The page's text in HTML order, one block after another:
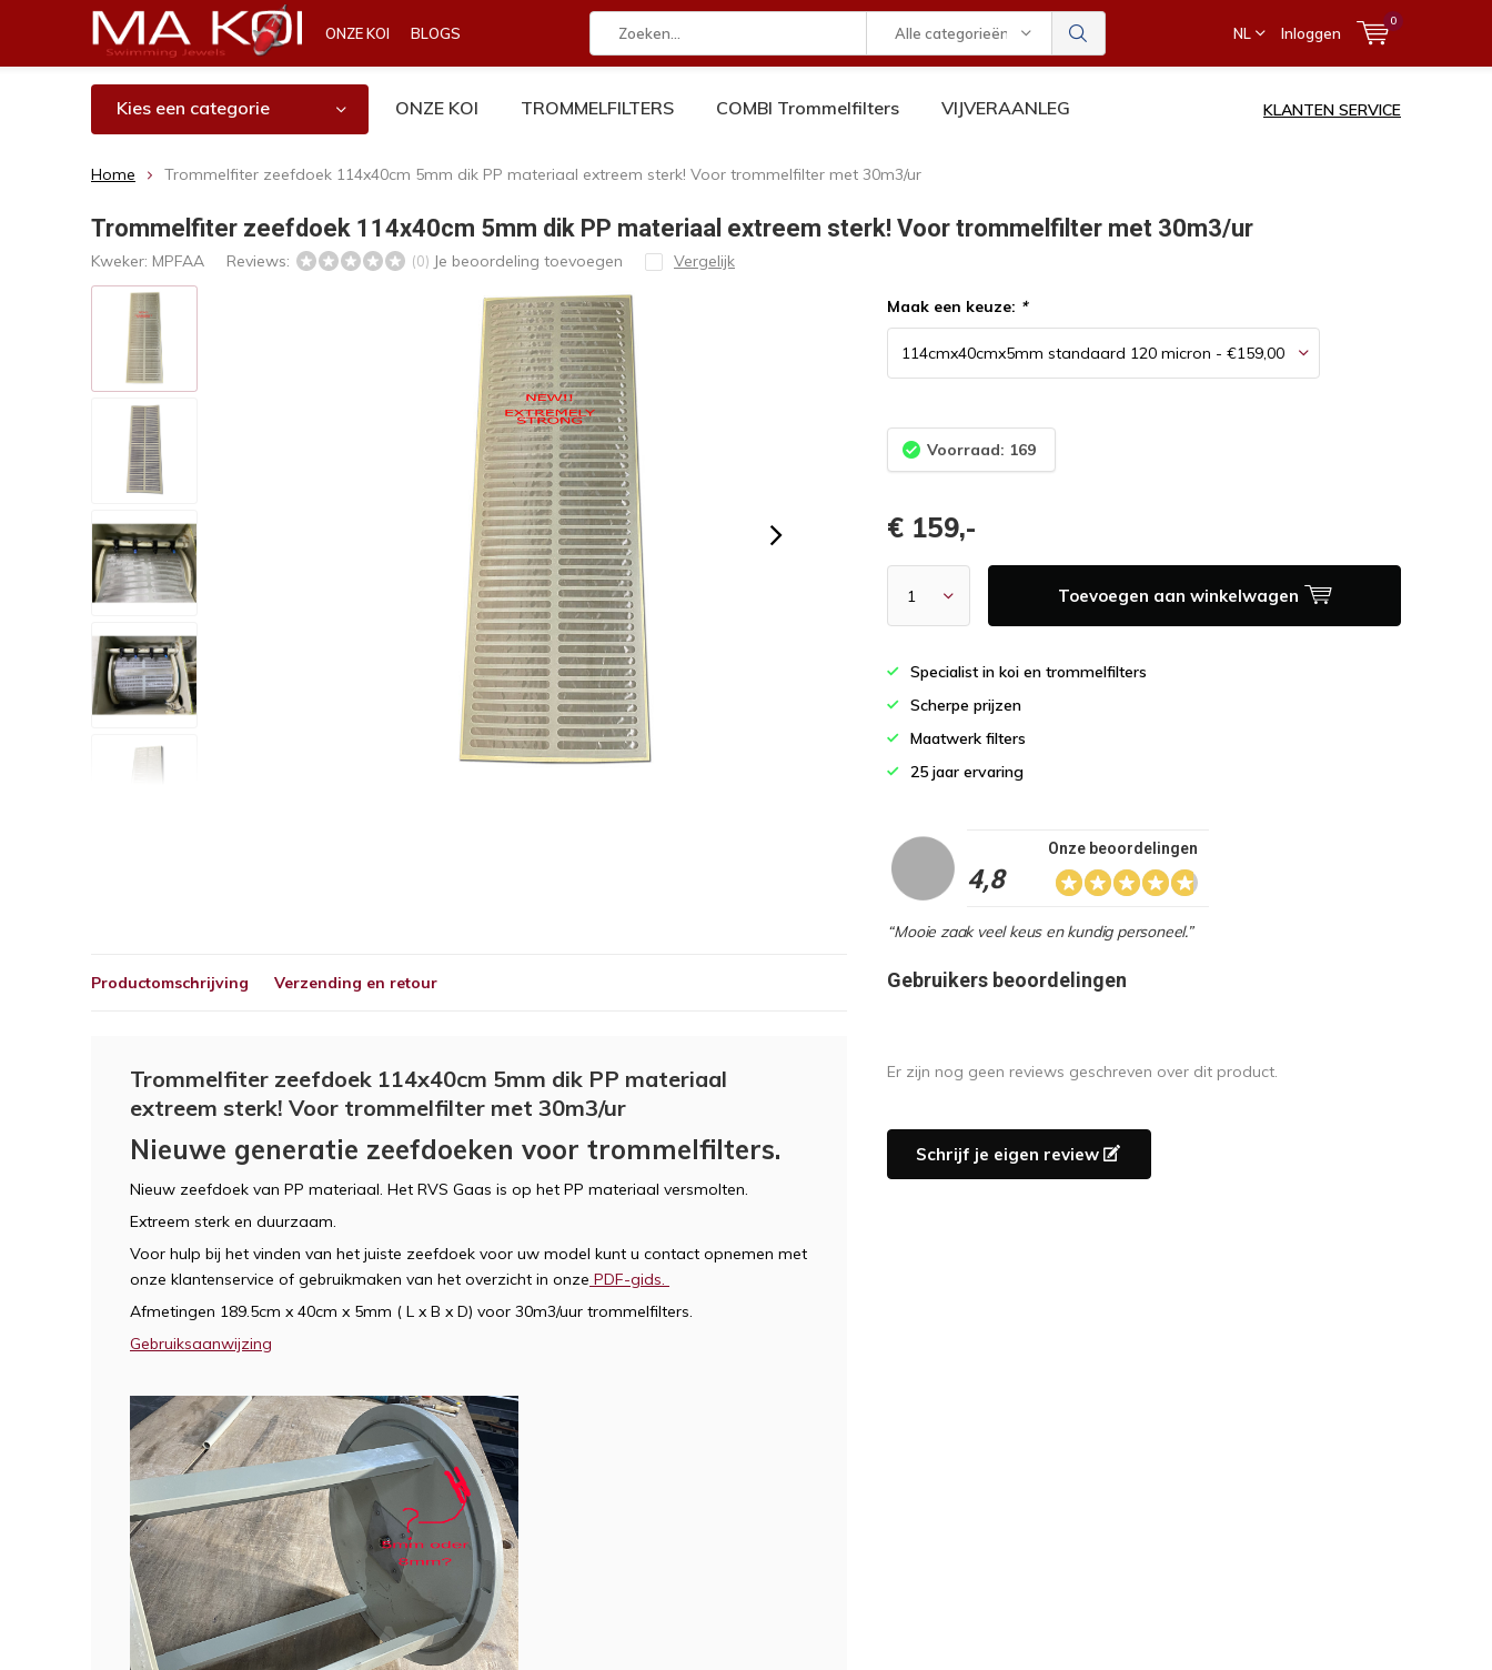
ONZE KOI BLOGS Alle categorieën NL Inloggen
0
Kies een categorie ONZE KOI TROMMELFILTERS COMBI Trommelfilters VIJVERAANLEG KLANTEN SERVICE
Home Trommelfiter zeefdoek 114x40cm 5mm dik PP materiaal extreem sterk! Voor trommelfilter met 30m3/ur
Trommelfiter zeefdoek 114x40cm 5mm dik PP materiaal extreem sterk! Voor trommelfilter met 30m3/ur
Kweker: MPFAA Reviews: (0) Je beoordeling toevoegen Vergelijk
Maak een keuze: *
Voorraad: 169
€ 159,-
Toevoegen aan winkelwagen
Specialist in koi en trommelfilters
Scherpe prijzen
Maatwerk filters
25 jaar ervaring
4,8
Onze beoordelingen
“Mooie zaak veel keus en kundig personeel.”
Productomschrijving Verzending en retour
Trommelfiter zeefdoek 114x40cm 5mm dik PP materiaal
extreem sterk! Voor trommelfilter met 30m3/ur
Nieuwe generatie zeefdoeken voor trommelfilters.
Nieuw zeefdoek van PP materiaal. Het RVS Gaas is op het PP materiaal versmolten.
Extreem sterk en duurzaam.
Voor hulp bij het vinden van het juiste zeefdoek voor uw model kunt u contact opnemen met
onze klantenservice of gebruikmaken van het overzicht in onze PDF-gids.
Afmetingen 189.5cm x 40cm x 5mm ( L x B x D) voor 30m3/uur trommelfilters.
Gebruiksaanwijzing
Gebruikers beoordelingen
Er zijn nog geen reviews geschreven over dit product.
Schrijf je eigen review